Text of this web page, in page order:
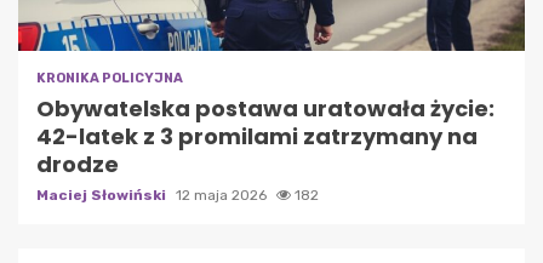
KRONIKA POLICYJNA
Obywatelska postawa uratowała życie:
42-latek z 3 promilami zatrzymany na
drodze
Maciej Słowiński 12 maja 2026 182